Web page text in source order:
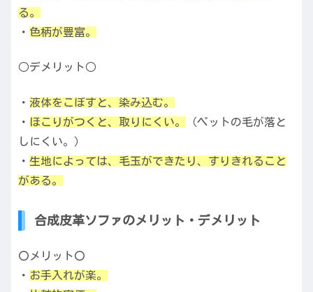
る。
・ 色柄が豊富。
○デメリット○
・ 液体をこぼすと、染み込む。
・ ほこりがつくと、取りにくい。
（ペットの毛が落と
しにくい。）
・ 生地によっては、毛玉ができたり、すりきれること
がある。
合成皮革ソファのメリット・デメリット
〇メリット〇
・ お手入れが楽。